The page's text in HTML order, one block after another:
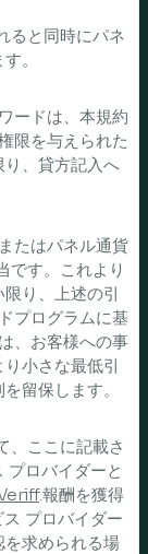
ると同時にパネ
。
ードは、本規約
限を与えられた
、貸方記入へ
たはパネル通貨
です。これより
り、上述の引
プログラムに基
、お客様への事
小さな最低引
留保します。
、ここに記載さ
プロバイダーと
.報酬を獲得
プロバイダー
求められる場